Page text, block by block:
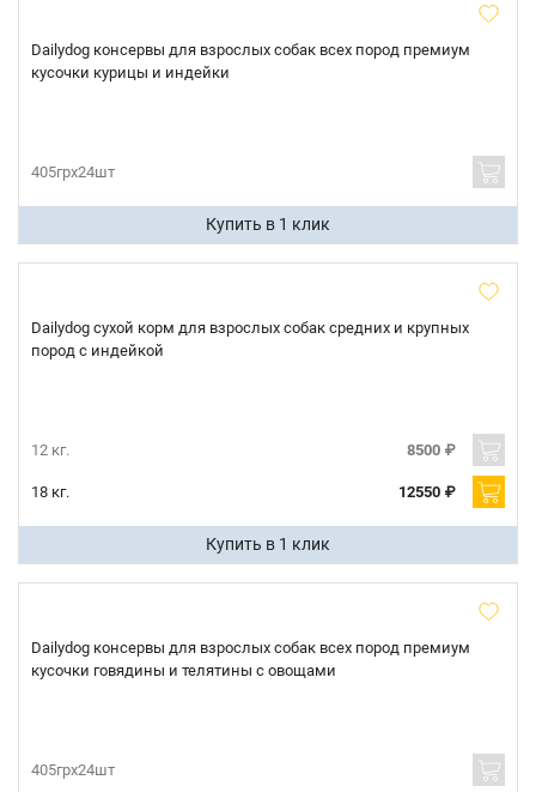
Dailydog консервы для взрослых собак всех пород премиум
кусочки курицы и индейки
405грх24шт
Купить в 1 клик
Dailydog сухой корм для взрослых собак средних и крупных
пород с индейкой
12 кг. 8500 ₽
18 кг. 12550 ₽
Купить в 1 клик
Dailydog консервы для взрослых собак всех пород премиум
кусочки говядины и телятины с овощами
405грх24шт